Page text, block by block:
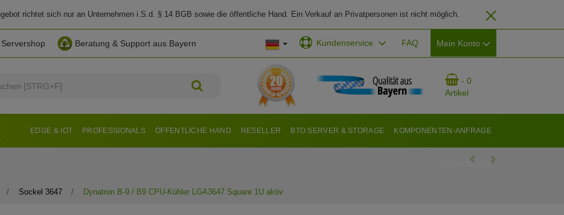
richtet sich nur an Unternehmen i.S.d. § 14 BGB sowie die öffentliche Hand. Ein Verkauf an Privatpersonen ist nicht möglich.
Beratung & Support aus Bayern Mein Konto
EMAIL-ADRESSE
FAQ
Kundenservice
- 0
Artikel
KOMPONENTEN-ANFRAGE
BTO SERVER & STORAGE
RESELLER
ÖFFENTLICHE HAND
PROFESSIONALS
EDGE & IOT
DATACENTER
Sockel 3647 Dynatron B-9 / B9 CPU-Kühler LGA3647 Square 1U aktiv